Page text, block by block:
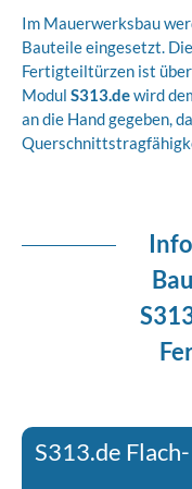
Im Mauerwerksbau
Bauteile eingesetzt.
Fertigteiltürzen ist
Modul S313.dewird
an die Hand gegeben,
S313.de